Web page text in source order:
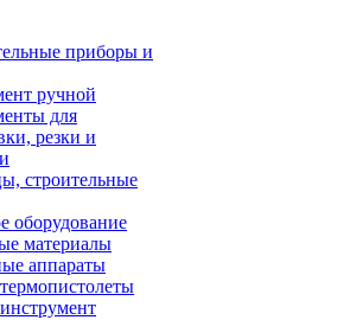
приборы и
ручной
для
резки и
строительные
оборудование
материалы
аппараты